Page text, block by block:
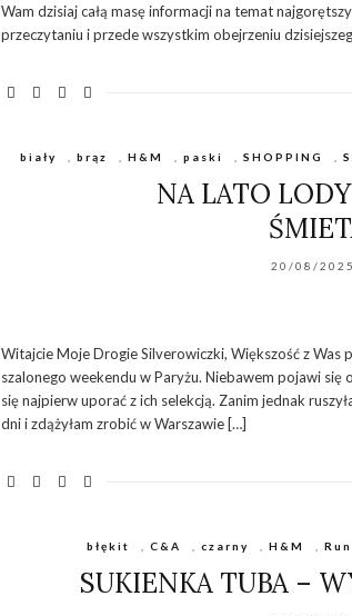
Wam dzisiaj całą masę informacji na temat
przeczytaniu i przede wszystkim obejrzeniu
biały brąz H&M paski SHOPPING
NA LATO
20/08/2025
Witajcie Moje Drogie Silverowiczki, Większość z Was
szalonego weekendu w Paryżu. Niebawem pojawi się
się najpierw uporać z ich selekcją. Zanim jednak
dni i zdążyłam zrobić w Warszawie […]
błękit C&A czarny H&M
SUKIENKA TUBA –